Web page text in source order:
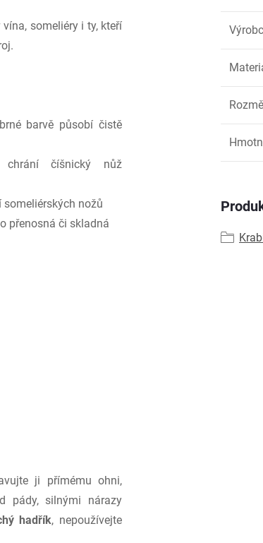
someliéry i ty, kteří
barvě působí čistě
chrání číšnický nůž
nožů
přenosná či skladná
ji přímému ohni,
pády, silnými nárazy
hadřík, nepoužívejte